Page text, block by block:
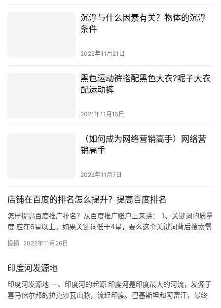
沉浮与什么因素有关？物体的沉浮
条件
黑色运动裤搭配黑色大衣?呢子大衣
配运动裤
销高手
怎样提高百度推广排名？从百度推广账户上来讲： 1、关键词的质量
度 应在6星以上。如果关键词低于4星，要么这个关键词背后搜索需
求量不到，那意味着您这个关键词很少人搜索，关键词的质量度…
投稿 2022年11月26日
印度河发源地 一、印度河的起源 印度河是印度最大的河流，发源于
喜马偕尔邦的拉克沙瓦山脉，流经印度、巴基斯坦和阿富汗，最终
注入阿拉伯海。它是印度最大的河流，也是世界上最古老的河流之
投稿 2023年8月17日